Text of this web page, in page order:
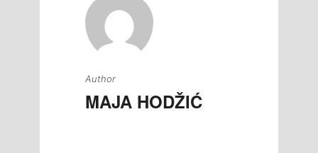
Author
MAJA HODŽIĆ